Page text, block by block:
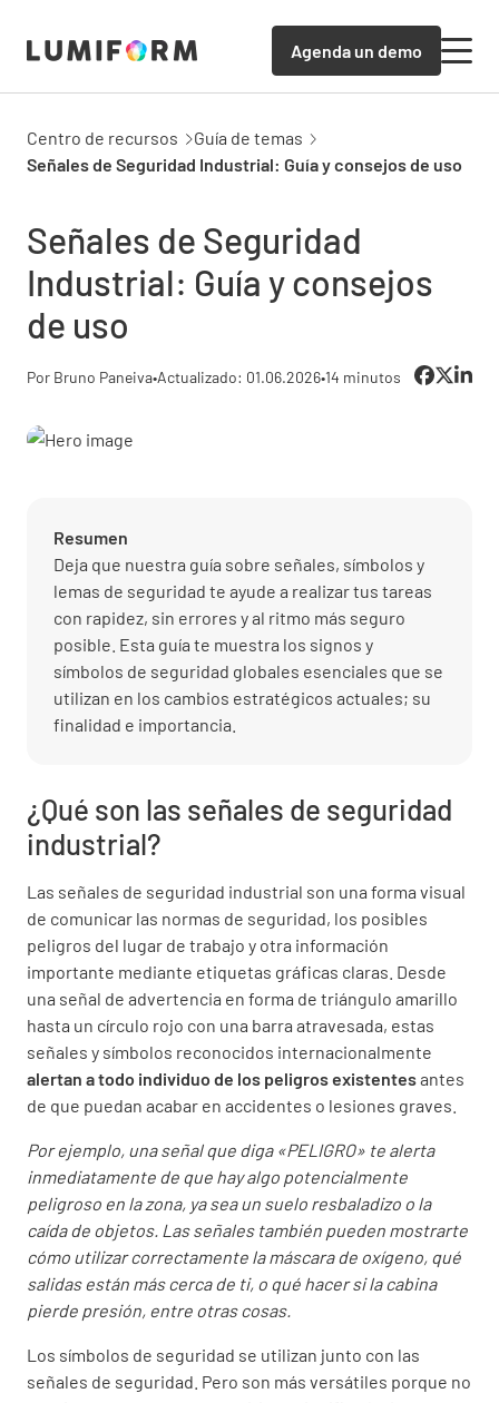
Agenda un demo
Centro de recursos
Guía de temas
Señales de Seguridad Industrial: Guía y consejos de uso
Señales de Seguridad
Industrial: Guía y consejos
de uso
Por Bruno Paneiva•Actualizado: 01.06.2026•14 minutos
Resumen
Deja que nuestra guía sobre señales, símbolos y
lemas de seguridad te ayude a realizar tus tareas
con rapidez, sin errores y al ritmo más seguro
posible. Esta guía te muestra los signos y
símbolos de seguridad globales esenciales que se
utilizan en los cambios estratégicos actuales; su
finalidad e importancia.
¿Qué son las señales de seguridad
industrial?
Las señales de seguridad industrial son una forma visual
de comunicar las normas de seguridad, los posibles
peligros del lugar de trabajo y otra información
importante mediante etiquetas gráficas claras. Desde
una señal de advertencia en forma de triángulo amarillo
hasta un círculo rojo con una barra atravesada, estas
señales y símbolos reconocidos internacionalmente
alertan a todo individuo de los peligros existentesantes
de que puedan acabar en accidentes o lesiones graves.
Por ejemplo, una señal que diga «PELIGRO» te alerta
inmediatamente de que hay algo potencialmente
peligroso en la zona, ya sea un suelo resbaladizo o la
caída de objetos. Las señales también pueden mostrarte
cómo utilizar correctamente la máscara de oxígeno, qué
salidas están más cerca de ti, o qué hacer si la cabina
pierde presión, entre otras cosas.
Los símbolos de seguridad se utilizan junto con las
señales de seguridad. Pero son más versátiles porque no